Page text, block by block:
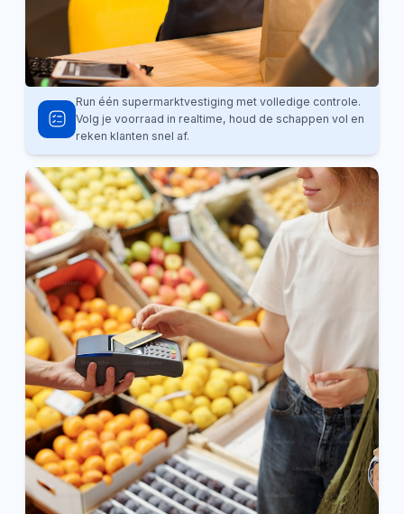
Run één supermarktvestiging met volledige controle.
Volg je voorraad in realtime, houd de schappen vol en
reken klanten snel af.